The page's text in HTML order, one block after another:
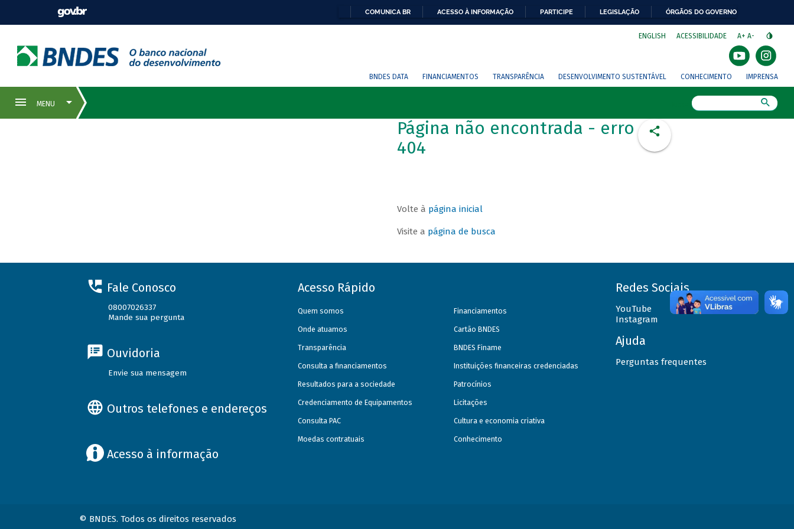
COMUNICA BR ACESSO À INFORMAÇÃO PARTICIPE LEGISLAÇÃO ÓRGÃOS DO GOVERNO
ENGLISH ACESSIBILIDADE A+ A-
BNDES DATA FINANCIAMENTOS TRANSPARÊNCIA DESENVOLVIMENTO SUSTENTÁVEL CONHECIMENTO IMPRENSA
Página não encontrada - erro
404
Volte à página inicial
Visite a página de busca
Fale Conosco
08007026337
Mande sua pergunta
Ouvidoria
Envie sua mensagem
Outros telefones e endereços
Acesso à informação
Acesso Rápido
Quem somos
Onde atuamos
Transparência
Consulta a financiamentos
Resultados para a sociedade
Credenciamento de Equipamentos
Consulta PAC
Moedas contratuais
Financiamentos
Cartão BNDES
BNDES Finame
Instituições financeiras credenciadas
Patrocínios
Licitações
Cultura e economia criativa
Conhecimento
Redes Sociais
YouTube
Instagram
Ajuda
Perguntas frequentes
© BNDES. Todos os direitos reservados